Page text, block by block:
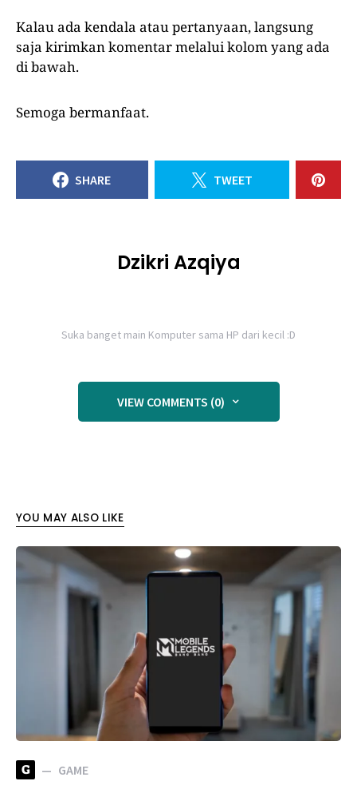
Kalau ada kendala atau pertanyaan, langsung
saja kirimkan komentar melalui kolom yang ada
di bawah.
Semoga bermanfaat.
SHARE TWEET
Dzikri Azqiya
Suka banget main Komputer sama HP dari kecil :D
VIEW COMMENTS (0)
YOU MAY ALSO LIKE
G GAME